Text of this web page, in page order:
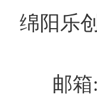
绵阳乐
邮